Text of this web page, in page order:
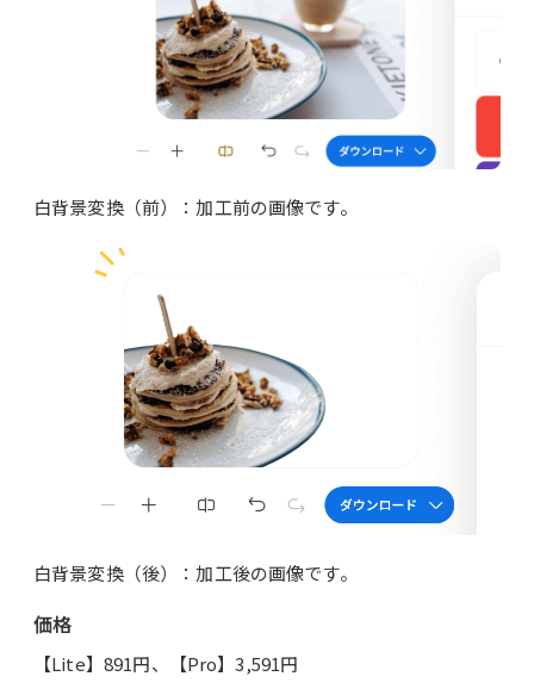
白背景変換（前）：加工前の画像です。
白背景変換（後）：加工後の画像です。
価格
【Lite】891円、【Pro】3,591円